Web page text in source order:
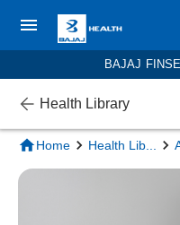
BAJAJ
Health Library
Home Health Lib